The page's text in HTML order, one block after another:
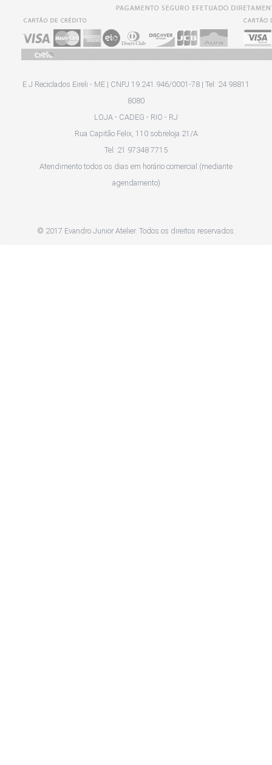
E J Reciclados Eireli - ME | CNPJ 19.241.946/0001-78 | Tel: 24 98811
8080
LOJA - CADEG - RIO - RJ
Rua Capitão Felix, 110 sobreloja 21/A
Tel: 21 97348 7715
Atendimento todos os dias em horário comercial (mediante
agendamento)
© 2017 Evandro Junior Atelier. Todos os direitos reservados.